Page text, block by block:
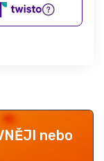
nebo